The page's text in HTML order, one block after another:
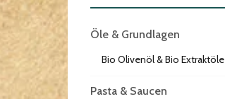
Öle & Grundlagen
Bio Olivenöl & Bio Extraktöle
Pasta & Saucen